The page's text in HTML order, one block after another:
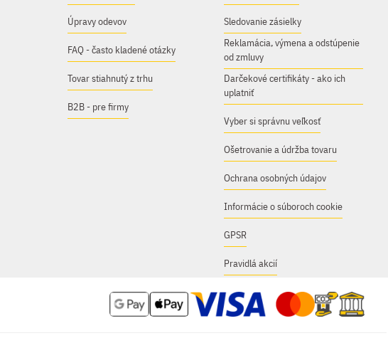
Úpravy odevov
FAQ - často kladené otázky
Tovar stiahnutý z trhu
B2B - pre firmy
Sledovanie zásielky
Reklamácia, výmena a odstúpenie
od zmluvy
Darčekové certifikáty - ako ich
uplatniť
Vyber si správnu veľkosť
Ošetrovanie a údržba tovaru
Ochrana osobných údajov
Informácie o súboroch cookie
GPSR
Pravidlá akcií